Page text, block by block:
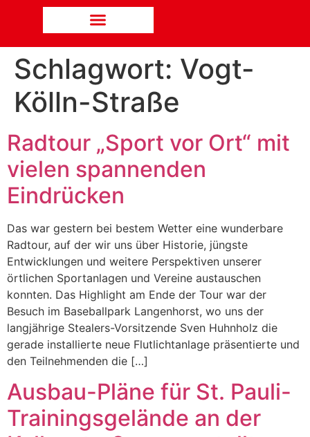
Schlagwort: Vogt-
Kölln-Straße
Radtour „Sport vor Ort“ mit
vielen spannenden
Eindrücken
Das war gestern bei bestem Wetter eine wunderbare
Radtour, auf der wir uns über Historie, jüngste
Entwicklungen und weitere Perspektiven unserer
örtlichen Sportanlagen und Vereine austauschen
konnten. Das Highlight am Ende der Tour war der
Besuch im Baseballpark Langenhorst, wo uns der
langjährige Stealers-Vorsitzende Sven Huhnholz die
gerade installierte neue Flutlichtanlage präsentierte und
den Teilnehmenden die […]
Ausbau-Pläne für St. Pauli-
Trainingsgelände an der